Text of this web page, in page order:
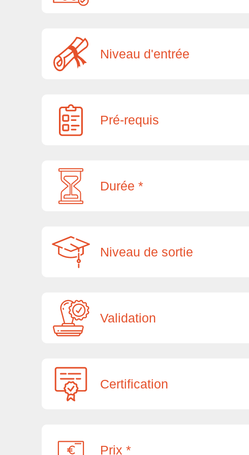
Niveau d'entrée
Pré-requis
Durée *
Niveau de sortie
Validation
Certification
Prix *